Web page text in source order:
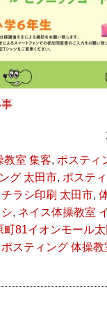
教室 集客, ポスティ
グ 太田市, ポステ
チラシ印刷 太田市,
, ネイス体操教室
81イオンモール太
ポスティング 体操教